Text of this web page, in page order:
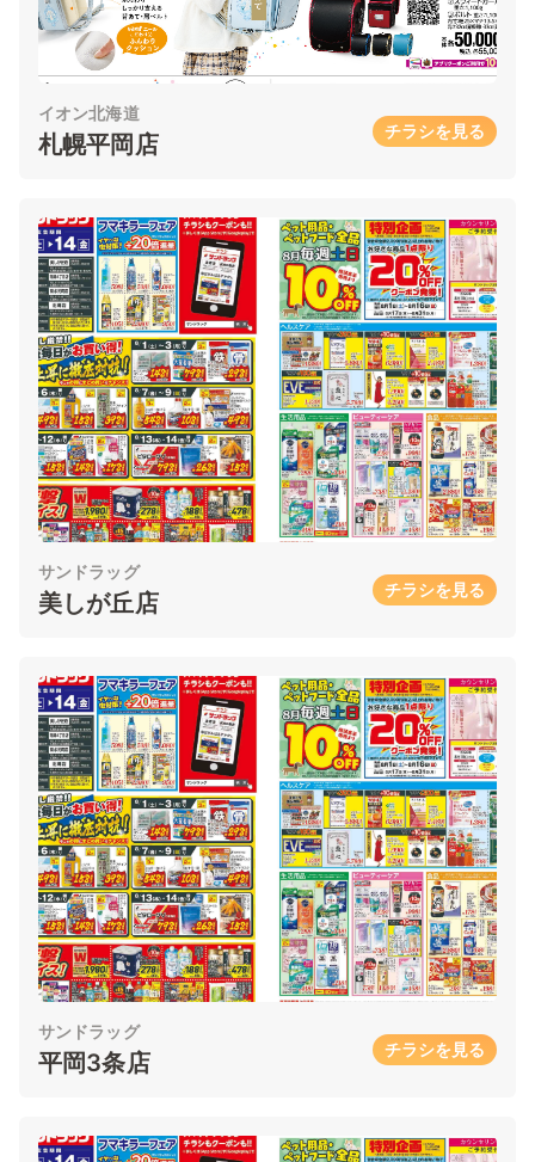
イオン北海道
札幌平岡店 チラシを見る
サンドラッグ
美しが丘店 チラシを見る
サンドラッグ
平岡3条店 チラシを見る